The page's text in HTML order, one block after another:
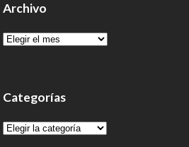
Archivo
Archivo
Categorías
Categorías